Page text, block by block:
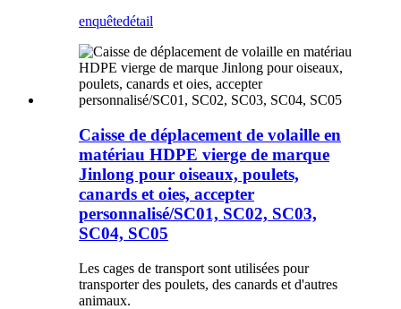
enquêtedétail
Caisse de déplacement de volaille en
matériau HDPE vierge de marque
Jinlong pour oiseaux, poulets,
canards et oies, accepter
personnalisé/SC01, SC02, SC03,
SC04, SC05
Les cages de transport sont utilisées pour
transporter des poulets, des canards et d'autres
animaux.